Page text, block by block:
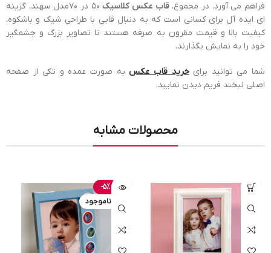
فراهم می آورد. در مجموع،قاب عکس کلاسیک
50 در 70مدل سهند، گزینه
ای ایده آل برای کسانی است که به دنبال قابی با طراحی شیک و باشکوه،
کیفیت بالا و قیمت مقرون به صرفه هستند تا تصاویر بزرگ و چشمگیر
خود را به نمایش بگذارند.
شما می توانید برایخرید قاب عکس به صورت عمده و تکی از صفحه
اصلی لبخند فریم دیدن نمایید.
محصولات مشابه
-5%
ناموجود